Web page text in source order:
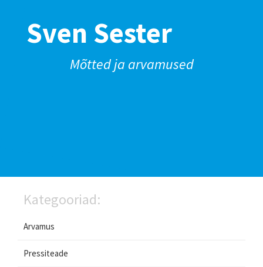
Sven Sester
Mõtted ja arvamused
Kategooriad:
Arvamus
Pressiteade